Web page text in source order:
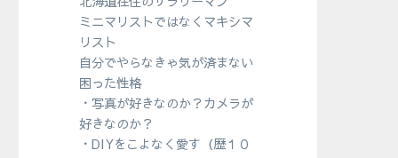
ミニマリストではなくマキシマ
リスト
自分でやらなきゃ気が済まない
困った性格
・写真が好きなのか？カメラが
好きなのか？
・DIYをこよなく愛す（歴１０